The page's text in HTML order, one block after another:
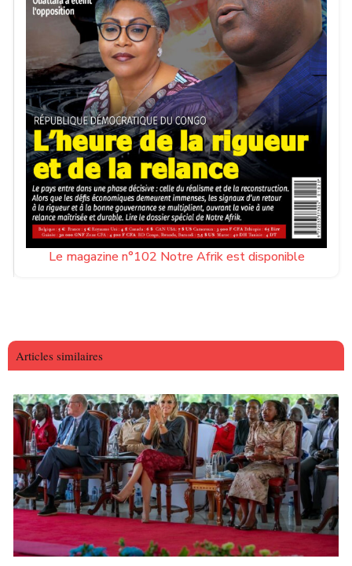
Le magazine n°102 Notre Afrik est disponible
Articles similaires